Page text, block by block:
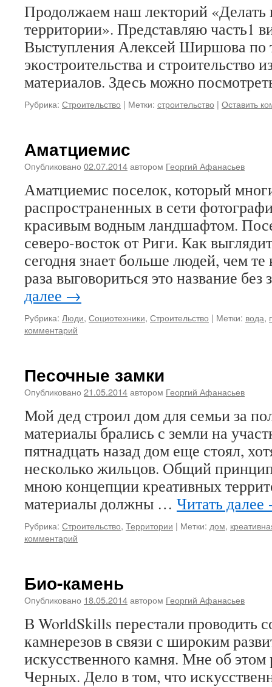
Продолжаем наш лекторий «Делать
территории». Представляю часть1
Выступления Алексей Ширшова по
экостроительства и строительство
материалов. Здесь можно
Рубрика: Строительство | Метки: строительство | Оставить
Аматциемис
Опубликовано 02.07.2014автором Георгий Афанасьев
Аматциемис поселок, который
распространенных в сети
красивым водным ландшафтом.
северо-восток от Риги. Как
сегодня знает больше людей, чем те
раза выговориться это название
далее →
Рубрика: Люди, Социотехники, Строительство | Метки: вода,
комментарий
Песочные замки
Опубликовано 21.05.2014автором Георгий Афанасьев
Мой дед строил дом для семьи за
материалы брались с земли на
пятнадцать назад дом еще стоял,
несколько жильцов. Общий
мною концепции креативных
материалы должны … Читать далее
Рубрика: Строительство, Территории | Метки: дом,
комментарий
Био-камень
Опубликовано 18.05.2014автором Георгий Афанасьев
В WorldSkills перестали проводить
камнерезов в связи с широким
искусственного камня. Мне об этом
Черных. Дело в том, что